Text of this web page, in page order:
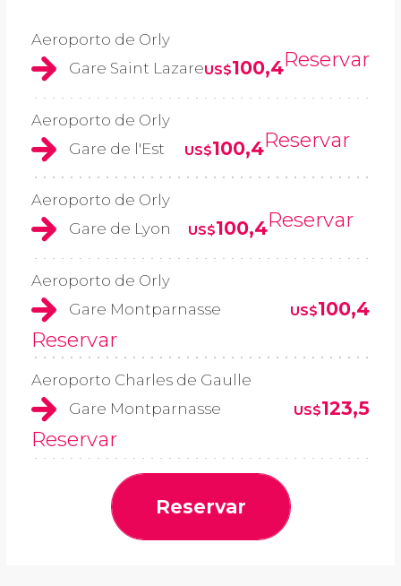
Aeroporto de Orly
Gare Saint LazareUS$100,4Reservar
Aeroporto de Orly
Gare de l'Est
US$100,4Reservar
Aeroporto de Orly
Gare de Lyon
US$100,4Reservar
Aeroporto de Orly
Gare Montparnasse
US$100,4
Reservar
Aeroporto Charles de Gaulle
Gare Montparnasse
US$123,5
Reservar
Reservar